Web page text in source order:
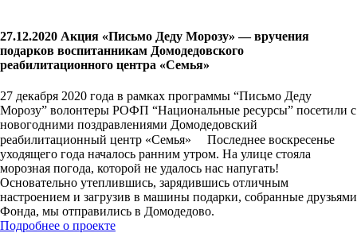
27.12.2020 Акция «Письмо Деду Морозу» — вручения
подарков воспитанникам Домодедовского
реабилитационного центра «Семья»
27 декабря 2020 года в рамках программы “Письмо Деду
Морозу” волонтеры РОФП “Национальные ресурсы” посетили с
новогодними поздравлениями Домодедовский
реабилитационный центр «Семья» ⠀ Последнее воскресенье
уходящего года началось ранним утром. На улице стояла
морозная погода, которой не удалось нас напугать!
Основательно утеплившись, зарядившись отличным
настроением и загрузив в машины подарки, собранные друзьями
Фонда, мы отправились в Домодедово.
Подробнее о проекте